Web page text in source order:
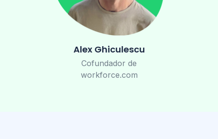
Alex Ghiculescu
Cofundador de
workforce.com